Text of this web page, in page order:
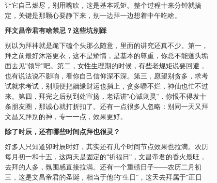
让它自己燃尽，别用嘴吹，这是基本规矩。整个过程十来分钟就搞
定，关键是那颗心要静下来，别一边拜一边想着中午吃啥。
拜文昌帝君有啥禁忌？这些坑别踩
别以为拜神就是跪下磕个头那么随意，里面的讲究还真不少。第一，
拜之前最好沐浴更衣，这不是矫情，是基本的尊重，你总不能蓬头垢
面去见"领导"吧。第二，女性生理期的时候，有些老规矩说要回避，
也有说法说不影响，看你自己信仰深不深。第三，愿望别贪多，求考
试就求考试，别顺便把姻缘财运也捎上，贪多嚼不烂，神仙也忙不过
来。第四，拜完之后别到处宣扬，老话讲"心诚则灵"，你恨不得发十
条朋友圈，那诚心就打折扣了。还有一点很多人忽略：别同一天又拜
文昌又拜别的神，专一一点，效果更好。
除了时辰，还有哪些时间点拜也很灵？
好多人只知道卯时辰时好，其实还有几个时间节点效果也拉满。农历
每月初一和十五，这两天是固定的"祈福日"，文昌帝君的香火最旺，
去拜的人多，氛围感直接拉满。还有一个重磅日子——农历二月初
三，这是文昌帝君的圣诞，相当于他的"生日"，这天去拜属于"正日